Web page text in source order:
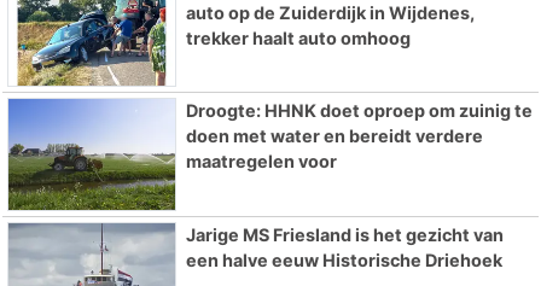
auto op de Zuiderdijk in Wijdenes,
trekker haalt auto omhoog
Droogte: HHNK doet oproep om zuinig te
doen met water en bereidt verdere
maatregelen voor
Jarige MS Friesland is het gezicht van
een halve eeuw Historische Driehoek